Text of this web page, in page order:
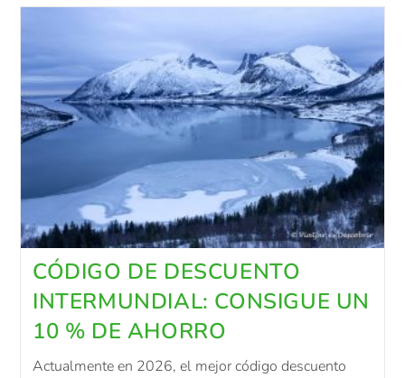
CÓDIGO DE DESCUENTO
INTERMUNDIAL: CONSIGUE UN
10 % DE AHORRO
Actualmente en 2026, el mejor código descuento